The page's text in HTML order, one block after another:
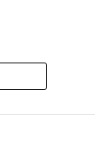
günlerinden
Kokulu
gül”
dâhil